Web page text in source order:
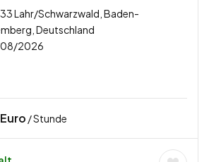
Lahr/Schwarzwald, Baden-
Deutschland
2026
Euro / Stunde